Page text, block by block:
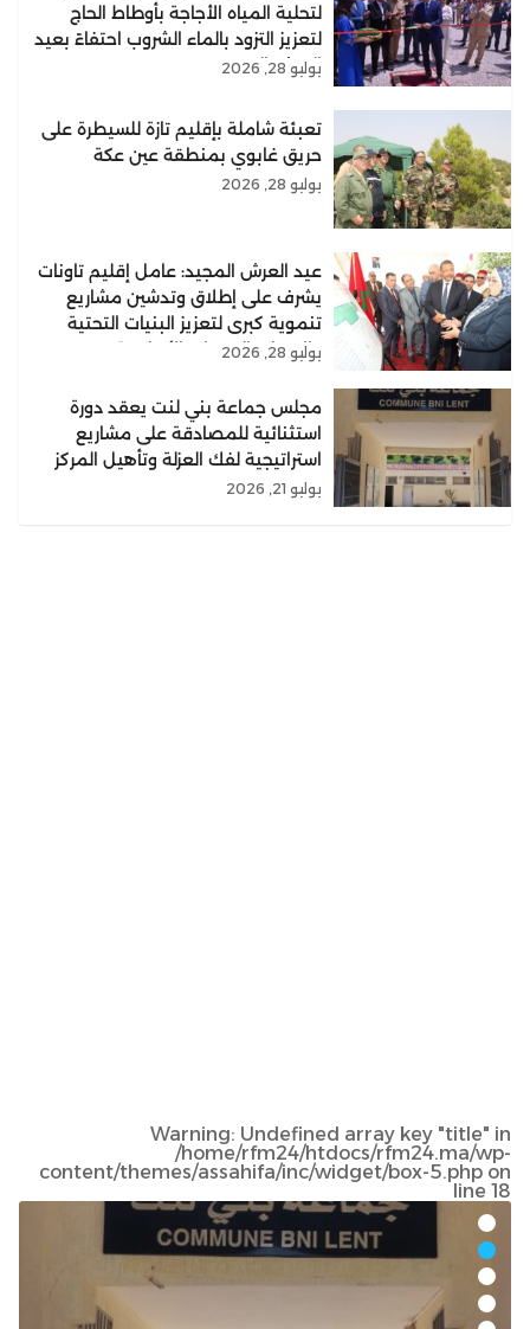
لتحلية المياه الأجاجة بأوطاط الحاج
لتعزيز التزود بالماء الشروب احتفاءً بعيد
العرش المجيد
يوليو 28, 2026
تعبئة شاملة بإقليم تازة للسيطرة على
حريق غابوي بمنطقة عين عكة
يوليو 28, 2026
عيد العرش المجيد: عامل إقليم تاونات
يشرف على إطلاق وتدشين مشاريع
تنموية كبرى لتعزيز البنيات التحتية
والارتقاء بالخدمات الأساسية
يوليو 28, 2026
مجلس جماعة بني لنت يعقد دورة
استثنائية للمصادقة على مشاريع
استراتيجية لفك العزلة وتأهيل المركز
يوليو 21, 2026
Warning: Undefined array key "title" in
/home/rfm24/htdocs/rfm24.ma/wp-
content/themes/assahifa/inc/widget/box-5.php on
line 18